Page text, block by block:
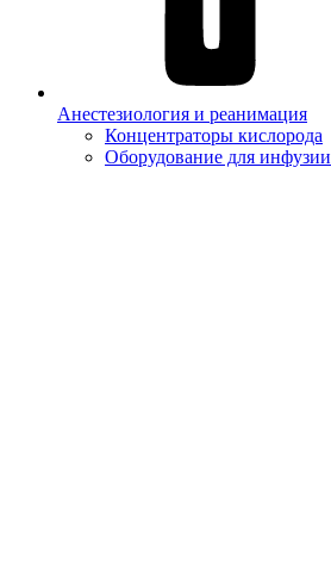
Анестезиология и реанимация
Концентраторы кислорода
Оборудование для инфузии